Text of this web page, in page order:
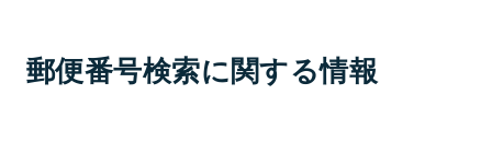
郵便番号検索に関する情報